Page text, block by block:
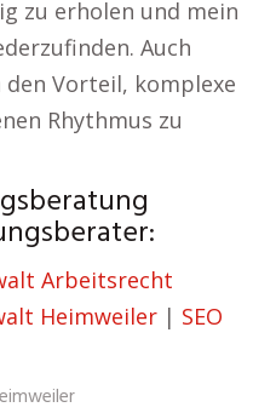
zu erholen und mein
Auch
Vorteil, komplexe
Rhythmus zu
Arbeitsrecht
Heimweiler | SEO